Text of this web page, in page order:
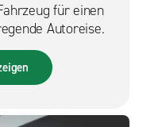
für einen
Autoreise.